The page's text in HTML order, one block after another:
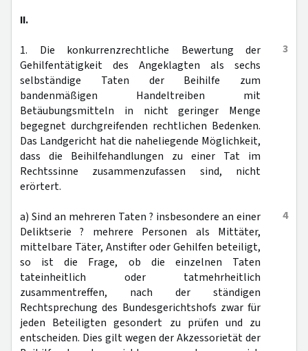
II.
3
1. Die konkurrenzrechtliche Bewertung der
Gehilfentätigkeit des Angeklagten als sechs
selbständige Taten der Beihilfe zum
bandenmäßigen Handeltreiben mit
Betäubungsmitteln in nicht geringer Menge
begegnet durchgreifenden rechtlichen Bedenken.
Das Landgericht hat die naheliegende Möglichkeit,
dass die Beihilfehandlungen zu einer Tat im
Rechtssinne zusammenzufassen sind, nicht
erörtert.
4
a) Sind an mehreren Taten ? insbesondere an einer
Deliktserie ? mehrere Personen als Mittäter,
mittelbare Täter, Anstifter oder Gehilfen beteiligt,
so ist die Frage, ob die einzelnen Taten
tateinheitlich oder tatmehrheitlich
zusammentreffen, nach der ständigen
Rechtsprechung des Bundesgerichtshofs zwar für
jeden Beteiligten gesondert zu prüfen und zu
entscheiden. Dies gilt wegen der Akzessorietät der